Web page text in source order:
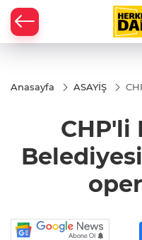
Anasayfa ASAYİŞ
CHP'li